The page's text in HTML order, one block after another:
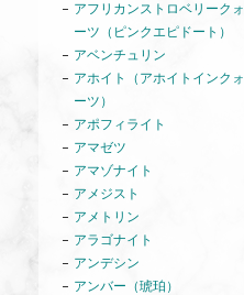
アフリカンストロベリークォ
ーツ（ピンクエピドート）
アベンチュリン
アホイト（アホイトインクォ
ーツ）
アポフィライト
アマゼツ
アマゾナイト
アメジスト
アメトリン
アラゴナイト
アンデシン
アンバー（琥珀）